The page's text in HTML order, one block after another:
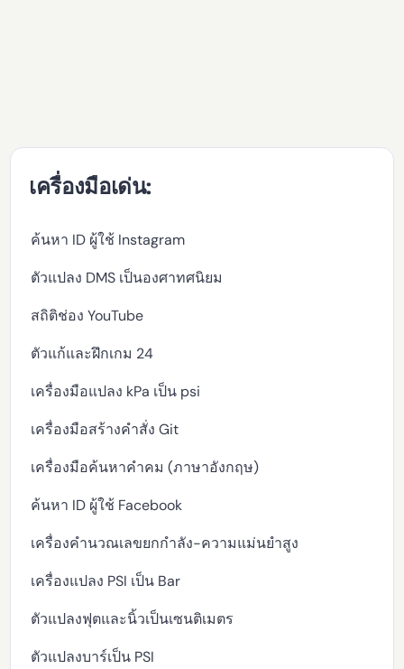
เครื่องมือเด่น:
ค้นหา ID ผู้ใช้ Instagram
ตัวแปลง DMS เป็นองศาทศนิยม
สถิติช่อง YouTube
ตัวแก้และฝึกเกม 24
เครื่องมือแปลง kPa เป็น psi
เครื่องมือสร้างคำสั่ง Git
เครื่องมือค้นหาคำคม (ภาษาอังกฤษ)
ค้นหา ID ผู้ใช้ Facebook
เครื่องคำนวณเลขยกกำลัง-ความแม่นยำสูง
เครื่องแปลง PSI เป็น Bar
ตัวแปลงฟุตและนิ้วเป็นเซนติเมตร
ตัวแปลงบาร์เป็น PSI